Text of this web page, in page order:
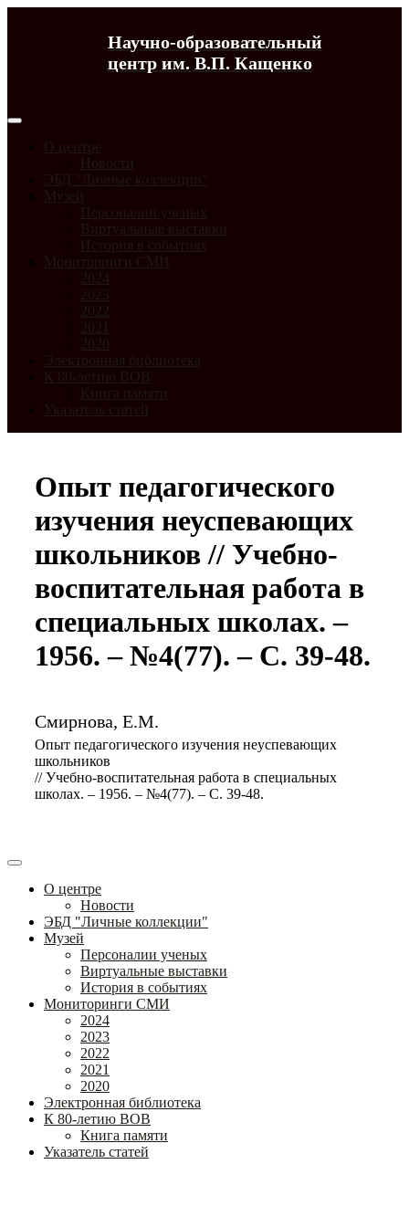
Научно-образовательный
центр им. В.П. Кащенко
О центре
Новости
ЭБД "Личные коллекции"
Музей
Персоналии ученых
Виртуальные выставки
История в событиях
Мониторинги СМИ
2024
2023
2022
2021
2020
Электронная библиотека
К 80-летию ВОВ
Книга памяти
Указатель статей
Опыт педагогического
изучения неуспевающих
школьников // Учебно-
воспитательная работа в
специальных школах. –
1956. – №4(77). – С. 39-48.
Смирнова, Е.М.
Опыт педагогического изучения неуспевающих
школьников
// Учебно-воспитательная работа в специальных
школах. – 1956. – №4(77). – С. 39-48.
О центре
Новости
ЭБД "Личные коллекции"
Музей
Персоналии ученых
Виртуальные выставки
История в событиях
Мониторинги СМИ
2024
2023
2022
2021
2020
Электронная библиотека
К 80-летию ВОВ
Книга памяти
Указатель статей